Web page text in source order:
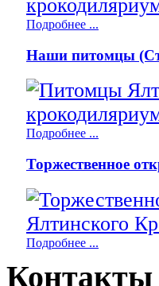
Подробнее ...
Наши питомцы
Подробнее ...
Торжественное
Подробнее ...
Контакты